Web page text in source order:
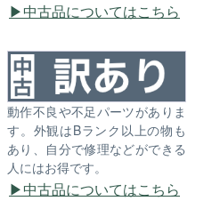
中古品についてはこちら
動作不良や不足パーツがありま
す。外観はBランク以上の物も
あり、自分で修理などができる
人にはお得です。
中古品についてはこちら